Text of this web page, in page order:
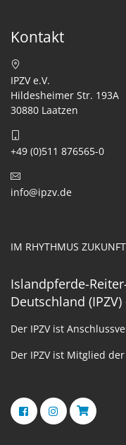
Kontakt
IPZV e.V.
Hildesheimer Str. 193A
30880 Laatzen
+49 (0)511 876565-0
info@ipzv.de
IM RHYTHMUS
Islandpferde-
Deutschland (IPZV)
Der IPZV ist
Der IPZV ist Mitglied der